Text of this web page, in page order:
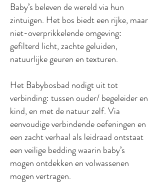
Baby’s beleven de wereld via hun
zintuigen. Het bos biedt een rijke, maar
niet-overprikkelende omgeving:
gefilterd licht, zachte geluiden,
natuurlijke geuren en texturen.
Het Babybosbad nodigt uit tot
verbinding: tussen ouder/ begeleider en
kind, en met de natuur zelf. Via
eenvoudige verbindende oefeningen en
een zacht verhaal als leidraad ontstaat
een veilige bedding waarin baby’s
mogen ontdekken en volwassenen
mogen vertragen.